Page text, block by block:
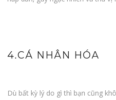
4.CÁ NHÂN HÓA
Dù bất kỳ lý do gì thì bạn cũng